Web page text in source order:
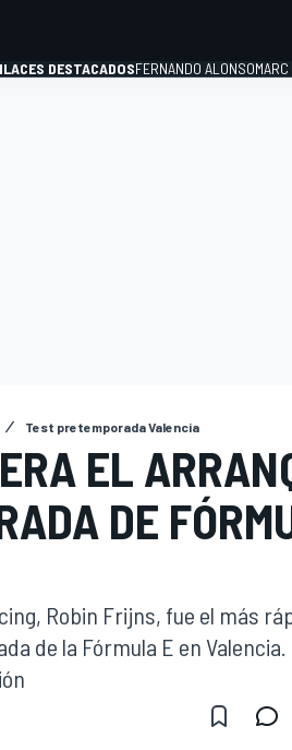
DESTACADOSFERNANDO ALONSO
Test pretemporada Valencia
EL
DE
Robin Frijns, fue el más
de la Fórmula E en